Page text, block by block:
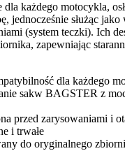
dla każdego motocykla,
jednocześnie służąc
(system teczki). Ich
zapewniając
dla każdego
sakw BAGSTER z
przed zarysowaniami i
i trwałe
do oryginalnego